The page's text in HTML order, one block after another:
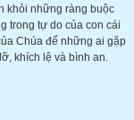
khỏi những ràng buộc
trong tự do của con cái
Chúa để những ai gặp
khích lệ và bình an.